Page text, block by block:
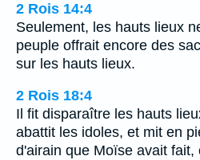
2 Rois 14:4
Seulement, les hauts lieux
peuple offrait encore des
sur les hauts lieux.
2 Rois 18:4
Il fit disparaître les hauts
abattit les idoles, et mit en
d'airain que Moïse avait fait,